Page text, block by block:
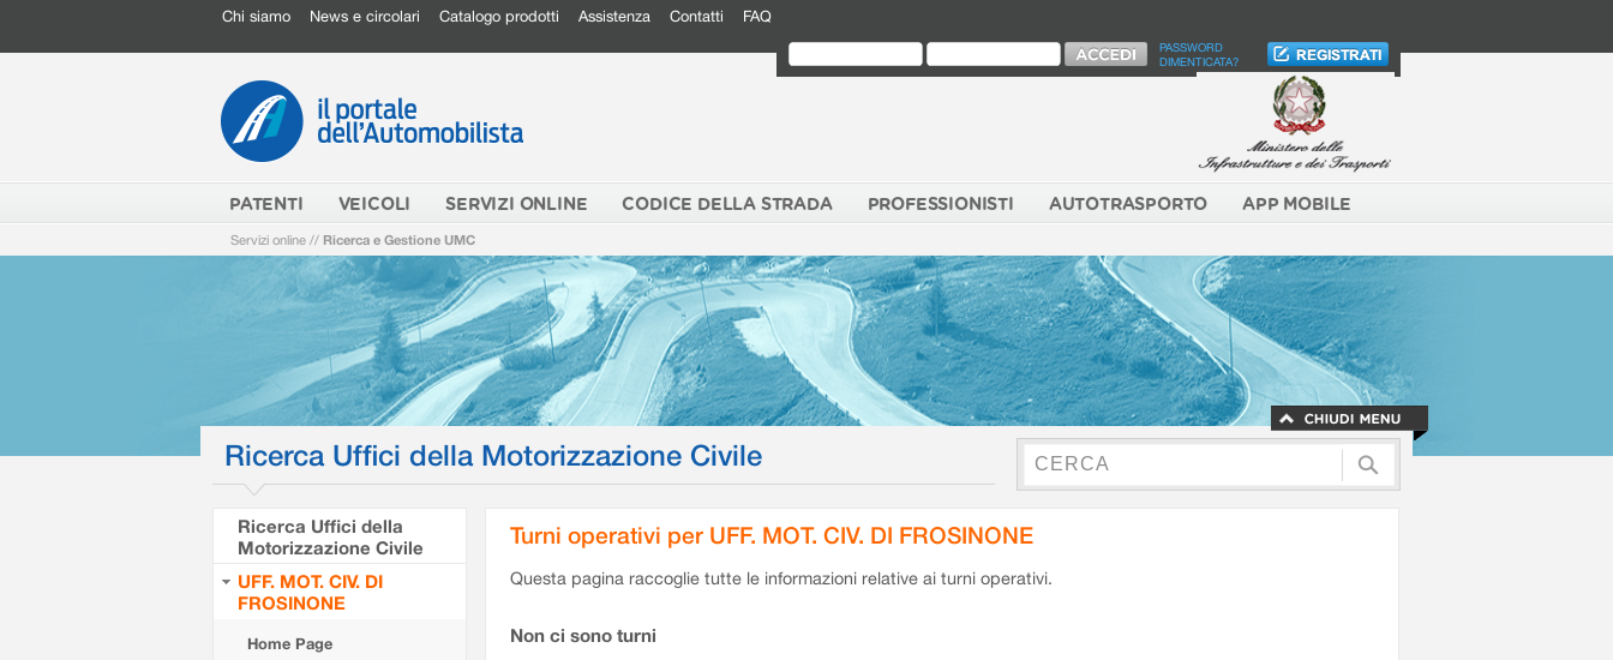
Chi siamo News e circolari Catalogo prodotti Assistenza Contatti FAQ
PASSWORD
DIMENTICATA?
PATENTI VEICOLI SERVIZI ONLINE CODICE DELLA STRADA PROFESSIONISTI AUTOTRASPORTO APP MOBILE
Servizi online // Ricerca e Gestione UMC
Ricerca Uffici della Motorizzazione Civile
Ricerca Uffici della
Motorizzazione Civile
UFF. MOT. CIV. DI
FROSINONE
Home Page
Turni operativi per UFF. MOT. CIV. DI FROSINONE
Questa pagina raccoglie tutte le informazioni relative ai turni operativi.
Non ci sono turni